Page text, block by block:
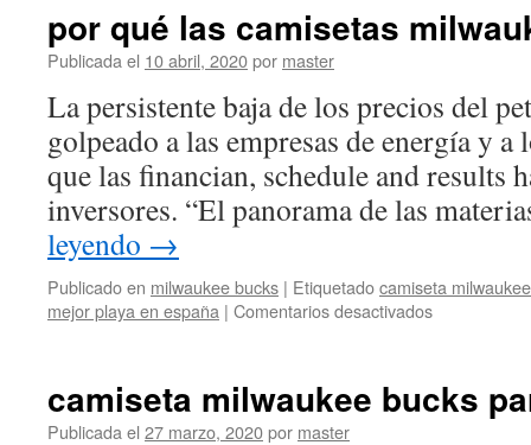
por qué las camisetas
Publicada el 10 abril, 2020por master
La persistente baja de los precios del
golpeado a las empresas de energía y a
que las financian, schedule and results
inversores. “El panorama de las
leyendo →
Publicado en milwaukee bucks | Etiquetadocamiseta
mejor playa en españa | Comentarios desactivadosen
camisetas
camiseta milwaukee bucks
Publicada el 27 marzo, 2020por master